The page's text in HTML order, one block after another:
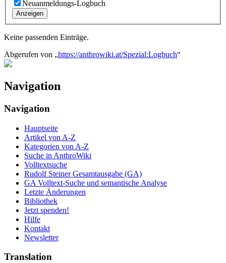
Neuanmeldungs-Logbuch
Anzeigen
Keine passenden Einträge.
Abgerufen von „https://anthrowiki.at/Spezial:Logbuch“
Navigation
Navigation
Hauptseite
Artikel von A-Z
Kategorien von A-Z
Suche in AnthroWiki
Volltextsuche
Rudolf Steiner Gesamtausgabe (GA)
GA Volltext-Suche und semantische Analyse
Letzte Änderungen
Bibliothek
Jetzt spenden!
Hilfe
Kontakt
Newsletter
Translation